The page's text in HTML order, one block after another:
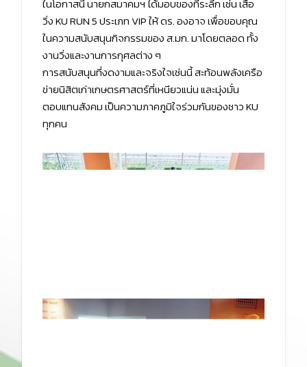
ในโอกาสนี้ นายกสมาคมฯ ได้มอบของที่ระลึก เช่น เสื้อ
วิ่ง KU RUN 5 ประเภท VIP ให้ ดร. องอาจ เพื่อขอบคุณ
ในความสนับสนุนกิจกรรมของ ส.มก. มาโดยตลอด ทั้ง
งานวิ่งและงานการกุศลต่าง ๆ
การสนับสนุนที่งดงามและจริงใจเช่นนี้ สะท้อนพลังเครือ
ข่ายนิสิตเก่าเกษตรศาสตร์ที่เหนียวแน่น และมุ่งมั่น
ตอบแทนสังคม เป็นความภาคภูมิใจร่วมกันของชาว KU
ทุกคน